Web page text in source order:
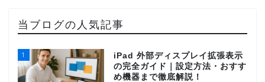
当ブログの人気記事
1
iPad 外部ディスプレイ拡張表示
の完全ガイド｜設定方法・おすす
め機器まで徹底解説！